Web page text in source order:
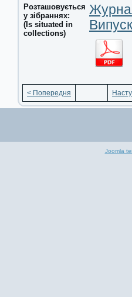
Розташовується
у зібраннях:
(Is situated in
collections)
< Попередня
Joomla